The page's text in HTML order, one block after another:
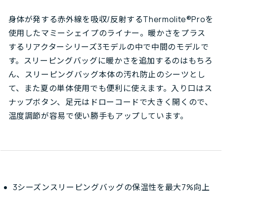
身体が発する赤外線を吸収/反射するThermolite®Proを
使用したマミーシェイプのライナー。暖かさをプラス
するリアクターシリーズ3モデルの中で中間のモデルで
す。スリーピングバッグに暖かさを追加するのはもちろ
ん、スリーピングバッグ本体の汚れ防止のシーツとし
て、また夏の単体使用でも便利に使えます。入り口はス
ナップボタン、足元はドローコードで大きく開くので、
温度調節が容易で使い勝手もアップしています。
3シーズンスリーピングバッグの保温性を最大7%向上